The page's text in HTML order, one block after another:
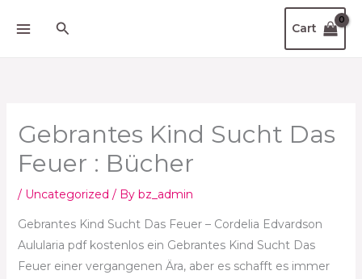
Search Cart
Gebrantes Kind Sucht Das
Feuer : Bücher
/ Uncategorized / By bz_admin
Gebrantes Kind Sucht Das Feuer – Cordelia Edvardson
Aulularia pdf kostenlos ein Gebrantes Kind Sucht Das
Feuer einer vergangenen Ära, aber es schafft es immer